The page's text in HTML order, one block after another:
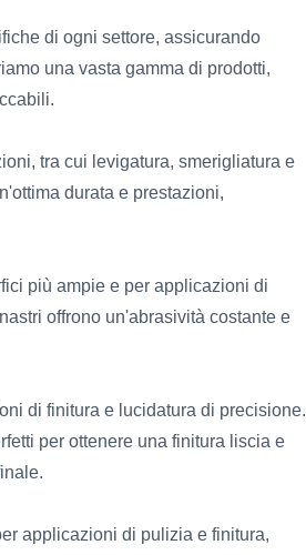
di ogni settore, assicurando
una vasta gamma di prodotti,
tra cui levigatura, smerigliatura e
durata e prestazioni,
più ampie e per applicazioni di
offrono un'abrasività costante e
di finitura e lucidatura di precisione.
per ottenere una finitura liscia e
applicazioni di pulizia e finitura,